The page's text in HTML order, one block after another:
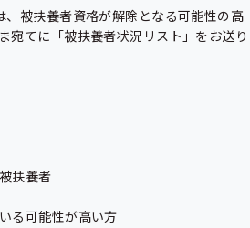
被扶養者資格が解除となる可能性の高
宛てに「被扶養者状況リスト」をお送り
扶養者
る可能性が高い方